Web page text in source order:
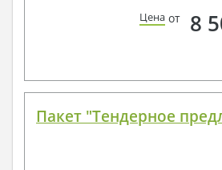
Цена от 8
Пакет "Тендерное